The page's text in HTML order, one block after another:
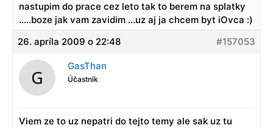
nastupim do prace cez leto tak to berem na splatky
…..boze jak vam zavidim …uz aj ja chcem byt iOvca :)
26. apríla 2009 o 22:48
#157053
GasThan
Účastník
Viem ze to uz nepatri do tejto temy ale sak uz tu